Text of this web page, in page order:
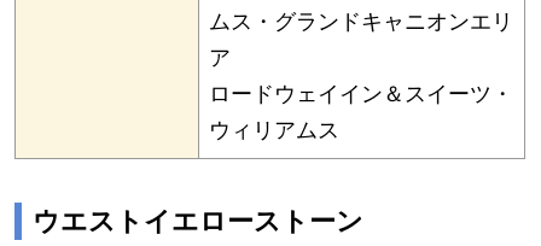
ムス・グランドキャニオンエリ
ア
ロードウェイイン＆スイーツ・
ウィリアムス
ウエストイエローストーン